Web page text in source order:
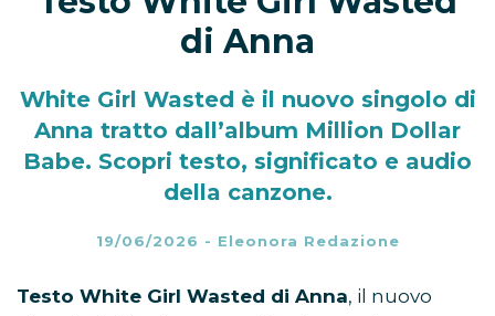
di Anna
White Girl Wasted è il nuovo singolo di
Anna tratto dall’album Million Dollar
Babe. Scopri testo, significato e audio
della canzone.
19/06/2026 - Eleonora Redazione
Testo White Girl Wasted di Anna, il nuovo